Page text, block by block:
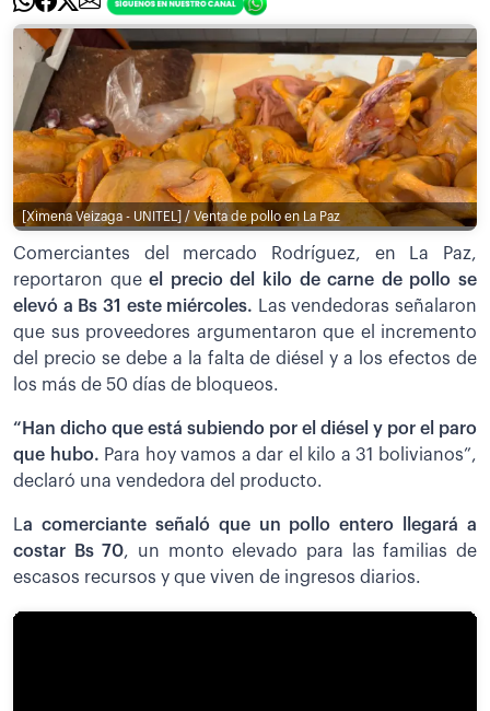
[Ximena Veizaga - UNITEL] / Venta de pollo en La Paz
Comerciantes del mercado Rodríguez, en La Paz,
reportaron queel precio del kilo de carne de pollo se
elevó a Bs 31 este miércoles. Las vendedoras señalaron
que sus proveedores argumentaron que el incremento
del precio se debe a la falta de diésel y a los efectos de
los más de 50 días de bloqueos.
“Han dicho que está subiendo por el diésel y por el paro
que hubo. Para hoy vamos a dar el kilo a 31 bolivianos”,
declaró una vendedora del producto.
La comerciante señaló que un pollo entero llegará a
costar Bs 70, un monto elevado para las familias de
escasos recursos y que viven de ingresos diarios.